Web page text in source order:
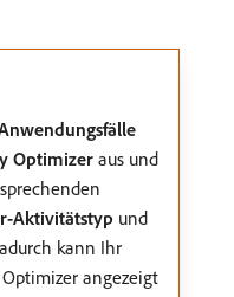
Optimizer aus und
Aktivitätstyp und
kann Ihr
angezeigt